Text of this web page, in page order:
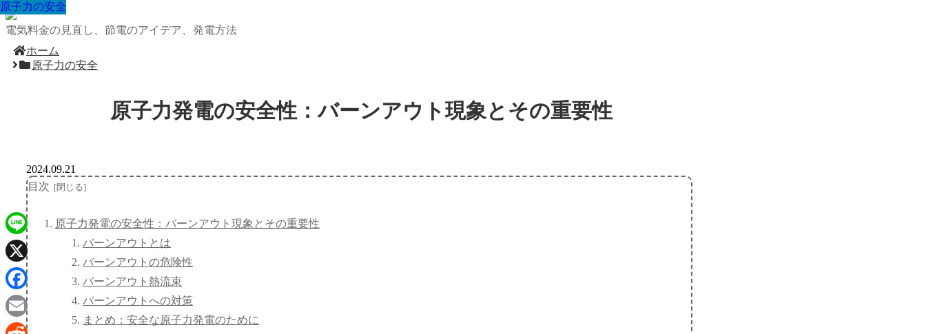
電気料金の見直し、節電のアイデア、発電方法
ホーム
原子力の安全
原子力発電の安全性：バーンアウト現象とその重要性
原子力の安全
2024.09.21
目次
原子力発電の安全性：バーンアウト現象とその重要性
バーンアウトとは
バーンアウトの危険性
バーンアウト熱流束
バーンアウトへの対策
まとめ：安全な原子力発電のために
原子力の安全
原子力の安全
原子力の安全
原子力の安全
原子力の安全
原子力の安全
原子力の安全
原子力の安全
Line
X
Facebook
Email